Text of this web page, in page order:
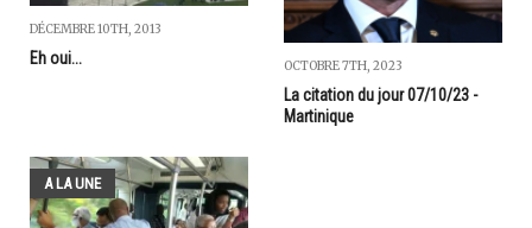
DÉCEMBRE 10TH, 2013
Eh oui... OCTOBRE 7TH, 2023
La citation du jour 07/10/23 -
Martinique
A LA UNE